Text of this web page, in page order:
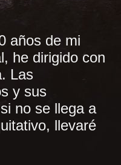
años de mi
he dirigido con
Las
y sus
no se llega a
llevaré